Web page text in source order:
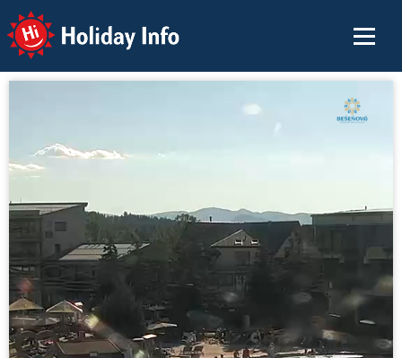
Holiday Info